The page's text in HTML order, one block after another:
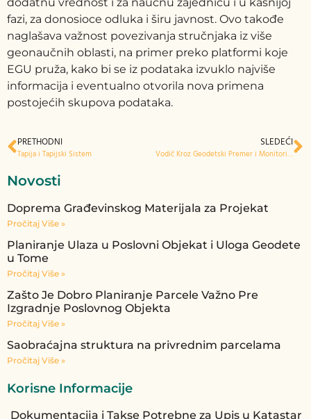
fazi, za donosioce odluka i širu javnost. Ovo takođe
naglašava važnost povezivanja stručnjaka iz više
geonaučnih oblasti, na primer preko platformi koje
EGU pruža, kako bi se iz podataka izvuklo najviše
informacija i eventualno otvorila nova primena
postojećih skupova podataka.
PRETHODNI
Tapija i Tapijski Sistem
SLEDEĆI
Vodič Kroz Geodetski Premer i Monitoring
Novosti
Doprema Građevinskog Materijala za Projekat
Pročitaj Više »
Planiranje Ulaza u Poslovni Objekat i Uloga Geodete
u Tome
Pročitaj Više »
Zašto Je Dobro Planiranje Parcele Važno Pre
Izgradnje Poslovnog Objekta
Pročitaj Više »
Saobraćajna struktura na privrednim parcelama
Pročitaj Više »
Korisne Informacije
Dokumentacija i Takse Potrebne za Upis u Katastar